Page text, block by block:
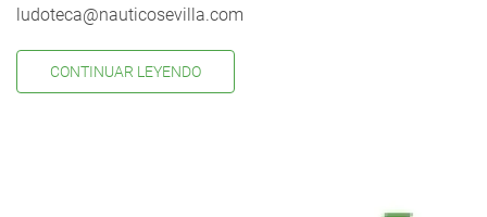
ludoteca@nauticosevilla.com
CONTINUAR LEYENDO